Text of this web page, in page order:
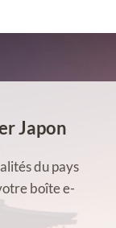
Japon
du pays
boîte e-